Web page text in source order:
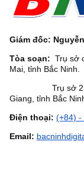
Giám đốc:
Tòa soạn: Trụ sở
Mai, tỉnh Bắc Ninh.
Trụ sở 2: số
Giang, tỉnh Bắc
Điện thoại: (+84) -
Email: